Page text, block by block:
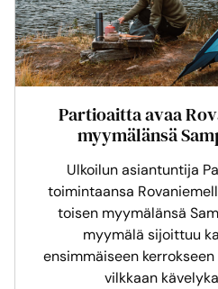
Partioaitta avaa
myymälänsä
Ulkoilun asiantuntija
toimintaansa
toisen myymälänsä
myymälä sijoittuu
ensimmäiseen
vilkkaan